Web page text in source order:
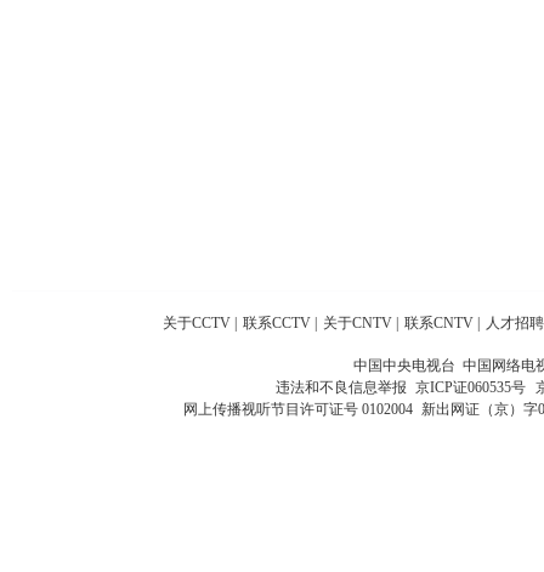
关于CCTV 联系CCTV 关于CNTV 联系CNTV 人才招聘
中国中央电视台 中国网络电
违法和不良信息举报 京ICP证060535号
网上传播视听节目许可证号 0102004 新出网证（京）